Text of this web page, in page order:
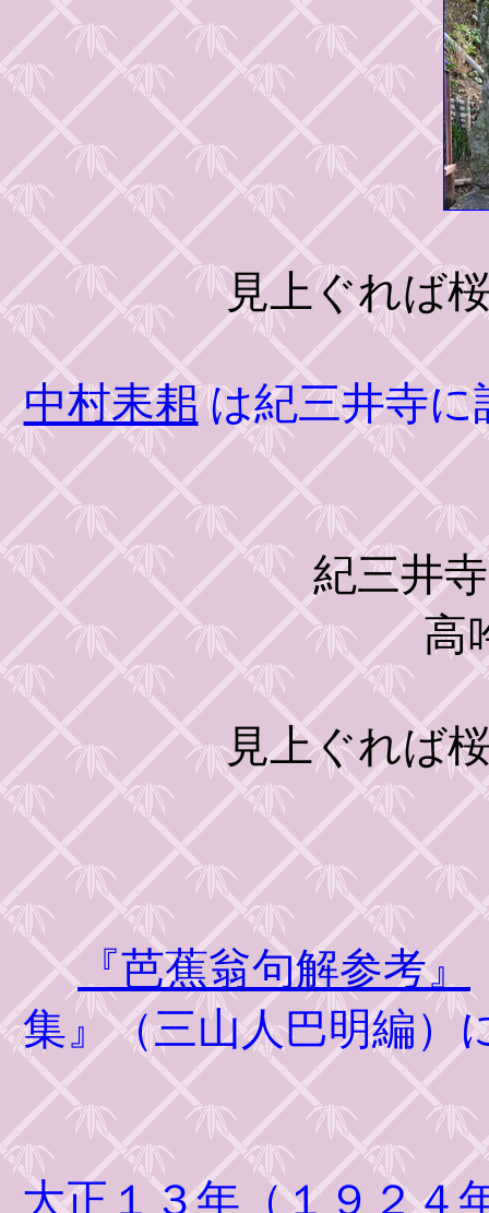
見上ぐれば
中村耒耜は紀三井寺に
紀三井寺な
高吟に
見上ぐれば
『芭蕉翁句解参考』
集』（三山人巴明編）
大正１３年（１９２４